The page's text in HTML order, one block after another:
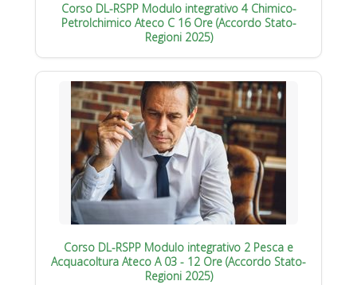
Corso DL-RSPP Modulo integrativo 4 Chimico-
Petrolchimico Ateco C 16 Ore (Accordo Stato-
Regioni 2025)
Corso DL-RSPP Modulo integrativo 2 Pesca e
Acquacoltura Ateco A 03 - 12 Ore (Accordo Stato-
Regioni 2025)